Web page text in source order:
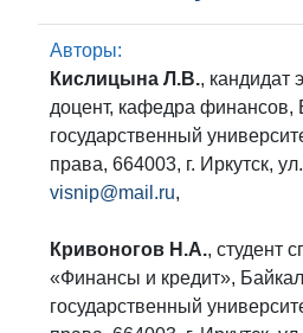
Авторы:
Кислицына Л.В., кандидат
доцент, кафедра финансов,
государственный
права, 664003, г. Иркутск,
visnip@mail.ru,
Кривоногов Н.А., студент
«Финансы и кредит»,
государственный